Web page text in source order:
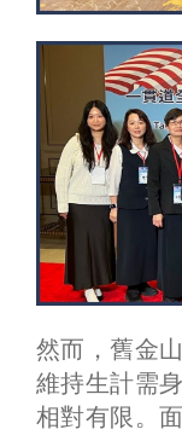
然而，舊金
維持生計需
相對有限。